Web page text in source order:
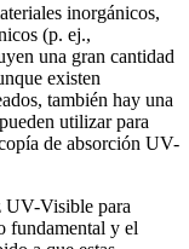
inorgánicos,
(p. ej.,
una gran cantidad
existen
también hay una
utilizar para
de absorción UV-
UV-Visible para
fundamental y el